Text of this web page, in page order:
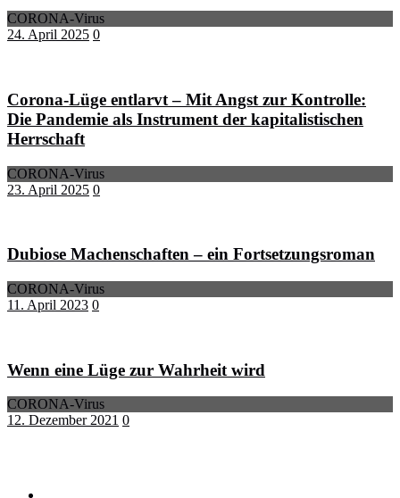
CORONA-Virus
24. April 2025 0
Corona-Lüge entlarvt – Mit Angst zur Kontrolle:
Die Pandemie als Instrument der kapitalistischen
Herrschaft
CORONA-Virus
23. April 2025 0
Dubiose Machenschaften – ein Fortsetzungsroman
CORONA-Virus
11. April 2023 0
Wenn eine Lüge zur Wahrheit wird
CORONA-Virus
12. Dezember 2021 0